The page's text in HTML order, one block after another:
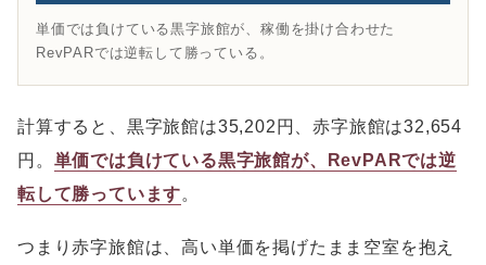
単価では負けている黒字旅館が、稼働を掛け合わせた
RevPARでは逆転して勝っている。
計算すると、黒字旅館は35,202円、赤字旅館は32,654
円。 単価では負けている黒字旅館が、RevPARでは逆
転して勝っています。
つまり赤字旅館は、高い単価を掲げたまま空室を抱え